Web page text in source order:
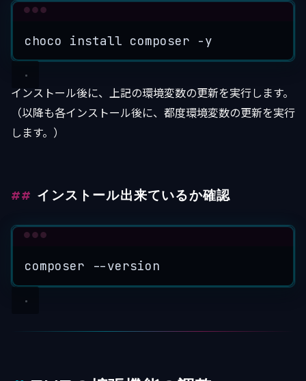
choco install composer -y
インストール後に、上記の環境変数の更新を実行します。
（以降も各インストール後に、都度環境変数の更新を実行
します。）
インストール出来ているか確認
composer --version